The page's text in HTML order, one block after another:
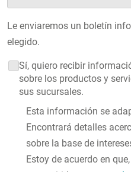
Le enviaremos un boletín
elegido.
Sí, quiero recibir
sobre los productos y
sus sucursales.
Esta información se
Encontrará detalles
sobre la base de
Estoy de acuerdo en